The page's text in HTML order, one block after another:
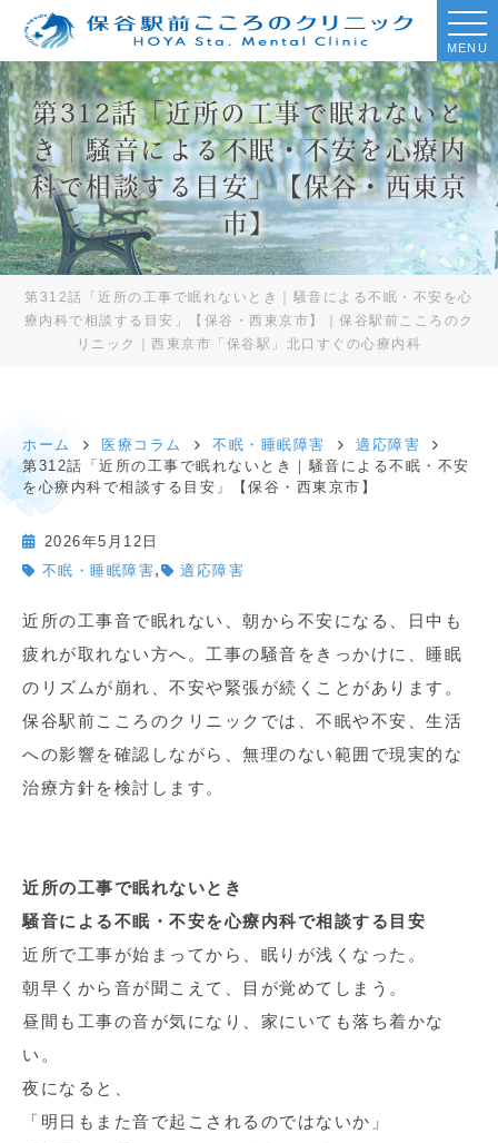
MENU
第312話「近所の工事で眠れないと
き｜騒音による不眠・不安を心療内
科で相談する目安」【保谷・西東京
市】
第312話「近所の工事で眠れないとき｜騒音による不眠・不安を心
療内科で相談する目安」【保谷・西東京市】｜保谷駅前こころのク
リニック｜西東京市「保谷駅」北口すぐの心療内科
ホーム 医療コラム 不眠・睡眠障害
適応障害
第312話「近所の工事で眠れないとき｜騒音による不眠・不安
を心療内科で相談する目安」【保谷・西東京市】
2026年5月12日
不眠・睡眠障害, 適応障害
近所の工事音で眠れない、朝から不安になる、日中も
疲れが取れない方へ。工事の騒音をきっかけに、睡眠
のリズムが崩れ、不安や緊張が続くことがあります。
保谷駅前こころのクリニックでは、不眠や不安、生活
への影響を確認しながら、無理のない範囲で現実的な
治療方針を検討します。
近所の工事で眠れないとき
騒音による不眠・不安を心療内科で相談する目安
近所で工事が始まってから、眠りが浅くなった。
朝早くから音が聞こえて、目が覚めてしまう。
昼間も工事の音が気になり、家にいても落ち着かな
い。
夜になると、
「明日もまた音で起こされるのではないか」